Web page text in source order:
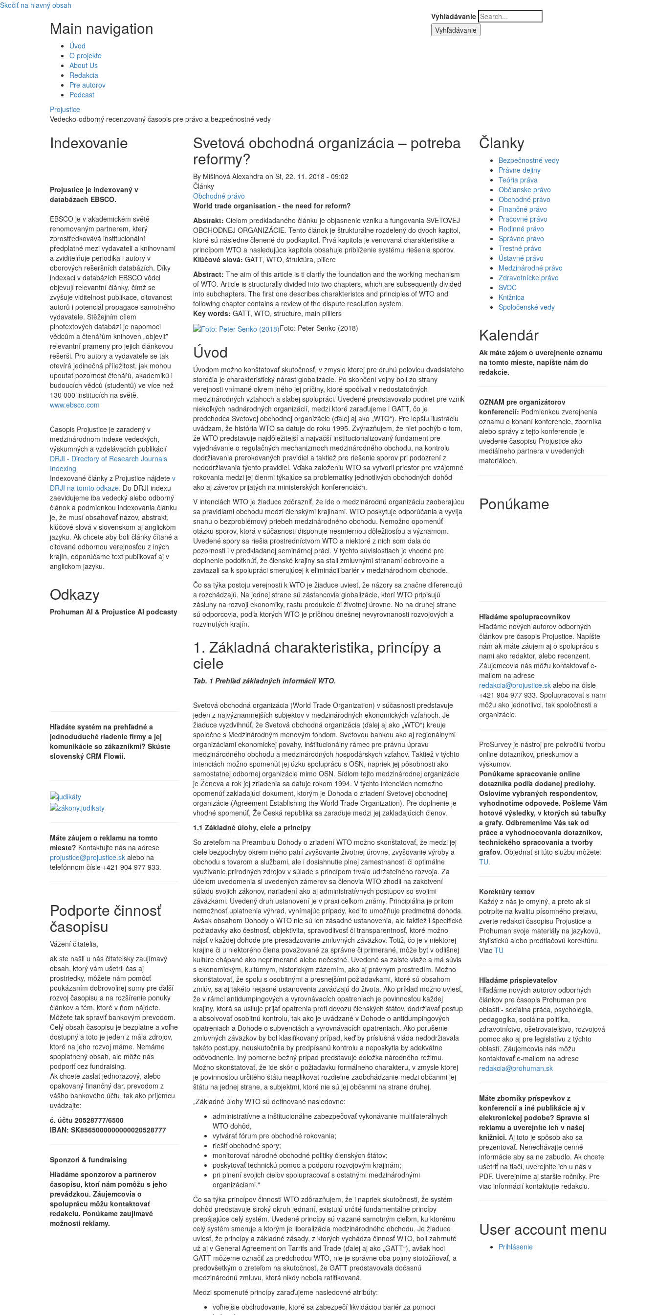
Skočiť na hlavný obsah
Main navigation
Úvod
O projekte
About Us
Redakcia
Pre autorov
Podcast
Vyhľadávanie
Projustice
Vedecko-odborný recenzovaný časopis pre právo a bezpečnostné vedy
Svetová obchodná organizácia – potreba
reformy?
By Mišinová Alexandraon Št, 22. 11. 2018 - 09:02
Články
Obchodné právo
World trade organisation - the need for reform?
Abstrakt: Cieľom predkladaného článku je objasnenie vzniku a fungovania SVETOVEJ
OBCHODNEJ ORGANIZÁCIE. Tento článok je štrukturálne rozdelený do dvoch kapitol,
ktoré sú následne členené do podkapitol. Prvá kapitola je venovaná charakteristike a
princípom WTO a nasledujúca kapitola obsahuje priblíženie systému riešenia sporov.
Kľúčové slová: GATT, WTO, štruktúra, piliere
Abstract: The aim of this article is ti clarify the foundation and the working mechanism
of WTO. Article is structurally divided into two chapters, which are subsequently divided
into subchapters. The first one describes charakteristcs and principles of WTO and
following chapter contains a review of the dispute resolution system.
Key words: GATT, WTO, structure, main pilliers
Foto: Peter Senko (2018)
Úvod
Úvodom možno konštatovať skutočnosť, v zmysle ktorej pre druhú polovicu dvadsiateho
storočia je charakteristický nárast globalizácie. Po skončení vojny boli zo strany
verejnosti vnímané okrem iného jej príčiny, ktoré spočívali v nedostatočných
medzinárodných vzťahoch a slabej spolupráci. Uvedené predstavovalo podnet pre vznik
niekoľkých nadnárodných organizácií, medzi ktoré zaraďujeme i GATT, čo je
predchodca Svetovej obchodnej organizácie (ďalej aj ako „WTO“). Pre lepšiu ilustráciu
uvádzam, že história WTO sa datuje do roku 1995. Zvýrazňujem, že niet pochýb o tom,
že WTO predstavuje najdôležitejší a najväčší inštitucionalizovaný fundament pre
vyjednávanie o regulačných mechanizmoch medzinárodného obchodu, na kontrolu
dodržiavania prerokovaných pravidiel a taktiež pre riešenie sporov pri podozrení z
nedodržiavania týchto pravidiel. Vďaka založeniu WTO sa vytvoril priestor pre vzájomné
rokovania medzi jej členmi týkajúce sa problematiky jednotlivých obchodných dohôd
ako aj záverov prijatých na ministerských konferenciách.
V intenciách WTO je žiaduce zdôrazniť, že ide o medzinárodnú organizáciu zaoberajúcu
sa pravidlami obchodu medzi členskými krajinami. WTO poskytuje odporúčania a vyvíja
snahu o bezproblémový priebeh medzinárodného obchodu. Nemožno opomenúť
otázku sporov, ktorá v súčasnosti disponuje nesmiernou dôležitosťou a významom.
Uvedené spory sa riešia prostredníctvom WTO a niektoré z nich som dala do
pozornosti i v predkladanej seminárnej práci. V týchto súvislostiach je vhodné pre
doplnenie podotknúť, že členské krajiny sa stali zmluvnými stranami dobrovoľne a
zaviazali sa k spolupráci smerujúcej k eliminácii bariér v medzinárodnom obchode.
Čo sa týka postoju verejnosti k WTO je žiaduce uviesť, že názory sa značne diferencujú
a rozchádzajú. Na jednej strane sú zástancovia globalizácie, ktorí WTO pripisujú
zásluhy na rozvoji ekonomiky, rastu produkcie či životnej úrovne. No na druhej strane
sú odporcovia, podľa ktorých WTO je príčinou dnešnej nevyrovnanosti rozvojových a
rozvinutých krajín.
1. Základná charakteristika, princípy a
ciele
Tab. 1 Prehľad základných informácií WTO.
Svetová obchodná organizácia (World Trade Organization) v súčasnosti predstavuje
jeden z najvýznamnejších subjektov v medzinárodných ekonomických vzťahoch. Je
žiaduce vyzdvihnúť, že Svetová obchodná organizácia (ďalej aj ako „WTO“) kreuje
spoločne s Medzinárodným menovým fondom, Svetovou bankou ako aj regionálnymi
organizáciami ekonomickej povahy, inštitucionálny rámec pre právnu úpravu
medzinárodného obchodu a medzinárodných hospodárskych vzťahov. Taktiež v týchto
intenciách možno spomenúť jej úzku spoluprácu s OSN, napriek jej pôsobnosti ako
samostatnej odbornej organizácie mimo OSN. Sídlom tejto medzinárodnej organizácie
je Ženeva a rok jej zriadenia sa datuje rokom 1994. V týchto intenciách nemožno
opomenúť zakladajúci dokument, ktorým je Dohoda o zriadení Svetovej obchodnej
organizácie (Agreement Establishing the World Trade Organization). Pre doplnenie je
vhodné spomenúť, Že Česká republika sa zaraďuje medzi jej zakladajúcich členov.
1.1 Základné úlohy, ciele a princípy
So zreteľom na Preambulu Dohody o zriadení WTO možno skonštatovať, že medzi jej
ciele bezpochyby okrem iného patrí zvyšovanie životnej úrovne, zvyšovanie výroby a
obchodu s tovarom a službami, ale i dosiahnutie plnej zamestnanosti či optimálne
využívanie prírodných zdrojov v súlade s princípom trvalo udržateľného rozvoja. Za
účelom uvedomenia si uvedených zámerov sa členovia WTO zhodli na zakotvení
súladu svojich zákonov, nariadení ako aj administratívnych postupov so svojimi
záväzkami. Uvedený druh ustanovení je v praxi celkom známy. Principiálna je pritom
nemožnosť uplatnenia výhrad, vynímajúc prípady, keď to umožňuje predmetná dohoda.
Avšak obsahom Dohody o WTO nie sú len zásadné ustanovenia, ale taktiež i špecifické
požiadavky ako čestnosť, objektivita, spravodlivosť či transparentnosť, ktoré možno
nájsť v každej dohode pre presadzovanie zmluvných záväzkov. Totiž, čo je v niektorej
krajine či u niektorého člena považované za správne či primerané, môže byť v odlišnej
kultúre chápané ako neprimerané alebo nečestné. Uvedené sa zaiste viaže a má súvis
s ekonomickým, kultúrnym, historickým zázemím, ako aj právnym prostredím. Možno
skonštatovať, že spolu s osobitnými a presnejšími požiadavkami, ktoré sú obsahom
zmlúv, sa aj takéto nejasné ustanovenia zavádzajú do života. Ako príklad možno uviesť,
že v rámci antidumpingových a vyrovnávacích opatreniach je povinnosťou každej
krajiny, ktorá sa usiluje prijať opatrenia proti dovozu členských štátov, dodržiavať postup
a absolvovať osobitnú kontrolu, tak ako je uvádzané v Dohode o antidumpingových
opatreniach a Dohode o subvenciách a vyrovnávacích opatreniach. Ako porušenie
zmluvných záväzkov by bol klasifikovaný prípad, keď by príslušná vláda nedodržiavala
takéto postupy, neuskutočnila by predpísanú kontrolu a neposkytla by adekvátne
odôvodnenie. Iný pomerne bežný prípad predstavuje doložka národného režimu.
Možno skonštatovať, že ide skôr o požiadavku formálneho charakteru, v zmysle ktorej
je povinnosťou určitého štátu neaplikovať rozdielne zaobchádzanie medzi občanmi jej
štátu na jednej strane, a subjektmi, ktoré nie sú jej občanmi na strane druhej.
„Základné úlohy WTO sú definované nasledovne:
administratívne a inštitucionálne zabezpečovať vykonávanie multilaterálnych
WTO dohôd,
vytvárať fórum pre obchodné rokovania;
riešiť obchodné spory;
monitorovať národné obchodné politiky členských štátov;
poskytovať technickú pomoc a podporu rozvojovým krajinám;
pri plnení svojich cieľov spolupracovať s ostatnými medzinárodnými
organizáciami.“
Čo sa týka princípov činnosti WTO zdôrazňujem, že i napriek skutočnosti, že systém
dohôd predstavuje široký okruh jednaní, existujú určité fundamentálne princípy
prepájajúce celý systém. Uvedené princípy sú viazané samotným cieľom, ku ktorému
celý systém smeruje a ktorým je liberalizácia medzinárodného obchodu. Je žiaduce
uviesť, že princípy a základné zásady, z ktorých vychádza činnosť WTO, boli zahrnuté
už aj v General Agreement on Tarrifs and Trade (ďalej aj ako „GATT“), avšak hoci
GATT môžeme označiť za predchodcu WTO, nie je správne oba pojmy stotožňovať, a
predovšetkým o zreteľom na skutočnosť, že GATT predstavovala dočasnú
medzinárodnú zmluvu, ktorá nikdy nebola ratifikovaná.
Medzi spomenuté princípy zaraďujeme nasledovné atribúty:
voľnejšie obchodovanie, ktoré sa zabezpečí likvidáciou bariér za pomoci
Indexovanie
Projustice je indexovaný v
databázach EBSCO.
EBSCO je v akademickém světě
renomovaným partnerem, který
zprostředkovává institucionální
předplatné mezi vydavateli a knihovnami
a zviditelňuje periodika i autory v
oborových rešeršních databázích. Díky
indexaci v databázích EBSCO vědci
objevují relevantní články, čímž se
zvyšuje viditelnost publikace, citovanost
autorů i potenciál propagace samotného
vydavatele. Stěžejním cílem
plnotextových databází je napomoci
vědcům a čtenářům knihoven „objevit”
relevantní prameny pro jejich článkovou
rešerši. Pro autory a vydavatele se tak
otevírá jedinečná příležitost, jak mohou
upoutat pozornost čtenářů, akademiků i
budoucích vědců (studentů) ve více než
130 000 institucích na světě.
www.ebsco.com
Časopis Projustice je zaradený v
medzinárodnom indexe vedeckých,
výskumných a vzdelávacích publikácií
DRJI - Directory of Research Journals
Indexing
Indexované články z Projustice nájdete v
DRJI na tomto odkaze. Do DRJI indexu
zaevidujeme iba vedecký alebo odborný
článok a podmienkou indexovania článku
je, že musí obsahovať názov, abstrakt,
kľúčové slová v slovenskom aj anglickom
jazyku. Ak chcete aby boli články čítané a
citované odbornou verejnosťou z iných
krajín, odporúčame text publikovať aj v
anglickom jazyku.
Odkazy
Prohuman AI & Projustice AI podcasty
Hľadáte systém na prehľadné a
jednoduduché riadenie firmy a jej
komunikácie so zákazníkmi? Skúste
slovenský CRM Flowii.
Máte záujem o reklamu na tomto
mieste? Kontaktujte nás na adrese
projustice@projustice.sk alebo na
telefónnom čísle +421 904 977 933.
Podporte činnosť
časopisu
Vážení čitatelia,
ak ste našli u nás čitateľsky zaujímavý
obsah, ktorý vám ušetril čas aj
prostriedky, môžete nám pomôcť
poukázaním dobrovoľnej sumy pre ďalší
rozvoj časopisu a na rozšírenie ponuky
článkov a tém, ktoré v ňom nájdete.
Môžete tak spraviť bankovým prevodom.
Celý obsah časopisu je bezplatne a voľne
dostupný a toto je jeden z mála zdrojov,
ktoré na jeho rozvoj máme. Nemáme
spoplatnený obsah, ale môže nás
podporiť cez fundraising.
Ak chcete zaslať jednorazový, alebo
opakovaný finančný dar, prevodom z
vášho bankového účtu, tak ako príjemcu
uvádzajte:
č. účtu 20528777/6500
IBAN: SK8565000000000020528777
Sponzori & fundraising
Hľadáme sponzorov a partnerov
časopisu, ktorí nám pomôžu s jeho
prevádzkou. Záujemcovia o
spoluprácu môžu kontaktovať
redakciu. Ponúkame zaujímavé
možnosti reklamy.
Članky
Bezpečnostné vedy
Právne dejiny
Teória práva
Občianske právo
Obchodné právo
Finančné právo
Pracovné právo
Rodinné právo
Správne právo
Trestné právo
Ústavné právo
Medzinárodné právo
Zdravotnícke právo
SVOČ
Knižnica
Spoločenské vedy
Kalendár
Ak máte zájem o uverejnenie oznamu
na tomto mieste, napíšte nám do
redakcie.
OZNAM pre organizátorov
konferencií: Podmienkou zverejnenia
oznamu o konaní konferencie, zborníka
alebo správy z tejto konferencie je
uvedenie časopisu Projustice ako
mediálneho partnera v uvedených
materiáloch.
Ponúkame
Hľadáme spolupracovníkov
Hľadáme nových autorov odborných
článkov pre časopis Projustice. Napíšte
nám ak máte záujem aj o spoluprácu s
nami ako redaktor, alebo recenzent.
Záujemcovia nás môžu kontaktovať e-
mailom na adrese
redakcia@projustice.skalebo na čísle
+421 904 977 933. Spolupracovať s nami
môžu ako jednotlivci, tak spoločnosti a
organizácie.
ProSurvey je nástroj pre pokročilú tvorbu
online dotazníkov, prieskumov a
výskumov.
Ponúkame spracovanie online
dotazníka podľa dodanej predlohy.
Oslovíme vybraných respondentov,
vyhodnotíme odpovede. Pošleme Vám
hotové výsledky, v ktorých sú tabuľky
a grafy. Odbremeníme Vás tak od
práce a vyhodnocovania dotazníkov,
technického spracovania a tvorby
grafov. Objednať si túto službu môžete:
TU.
Korektúry textov
Každý z nás je omylný, a preto ak si
potrpíte na kvalitu písomného prejavu,
zverte redakcii časopisu Projustice a
Prohuman svoje materiály na jazykovú,
štylistickú alebo predtlačovú korektúru.
Viac TU
Hľadáme prispievateľov
Hľadáme nových autorov odborných
článkov pre časopis Prohuman pre
oblasti - sociálna práca, psychológia,
pedagogika, sociálna politika,
zdravotníctvo, ošetrovateľstvo, rozvojová
pomoc ako aj pre legislatívu z týchto
oblastí. Záujemcovia nás môžu
kontaktovať e-mailom na adrese
redakcia@prohuman.sk
Máte zborníky príspevkov z
konferencií a iné publikácie aj v
elektronickej podobe? Spravte si
reklamu a uverejníte ich v našej
knižnici. Aj toto je spôsob ako sa
prezentovať. Nenechávajte cenné
informácie aby sa ne zabudlo. Ak chcete
ušetriť na tlači, uverejnite ich u nás v
PDF. Uverejníme aj staršie ročníky. Pre
viac informácií kontaktujte redakciu.
User account menu
Prihlásenie